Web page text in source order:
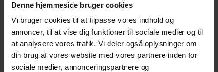
Denne hjemmeside bruger cookies
Vi bruger cookies til at tilpasse vores indhold og
annoncer, til at vise dig funktioner til sociale medier og til
at analysere vores trafik. Vi deler også oplysninger om
din brug af vores website med vores partnere inden for
sociale medier, annonceringspartnere og
Glemt din adgangskode? Husk log ind
Log ind